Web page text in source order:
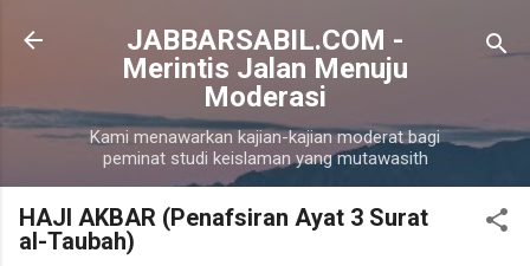
Langsung ke konten utama
JABBARSABIL.COM -
Merintis Jalan Menuju
Moderasi
Kami menawarkan kajian-kajian moderat bagi
peminat studi keislaman yang mutawasith
HAJI AKBAR (Penafsiran Ayat 3 Surat
al-Taubah)